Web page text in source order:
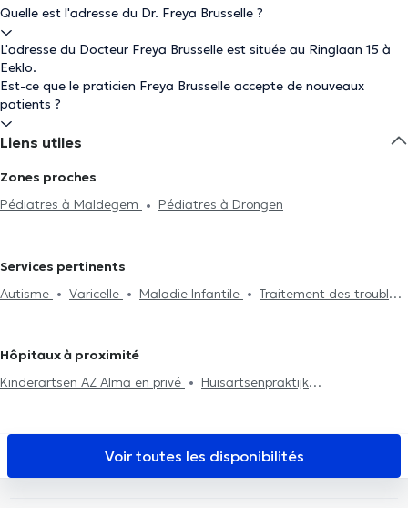
Quelle est l'adresse du Dr. Freya Brusselle ?
L'adresse du Docteur Freya Brusselle est située au Ringlaan 15 à
Eeklo.
Est-ce que le praticien Freya Brusselle accepte de nouveaux
patients ?
Liens utiles
Zones proches
Pédiatres à Maldegem
Pédiatres à Drongen
Services pertinents
Autisme
Varicelle Maladie Infantile
Traitement des troubles
Hôpitaux à proximité
Kinderartsen AZ Alma en privé
Huisartsenpraktijk
Voir toutes les disponibilités